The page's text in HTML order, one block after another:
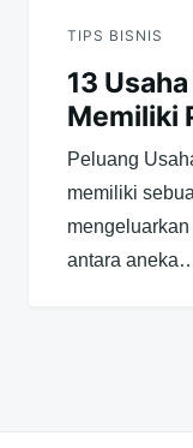
TIPS BISNIS
13
Memiliki
Peluang
memiliki
antara